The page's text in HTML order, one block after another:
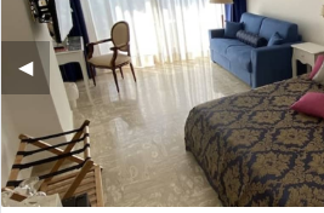
◀︎